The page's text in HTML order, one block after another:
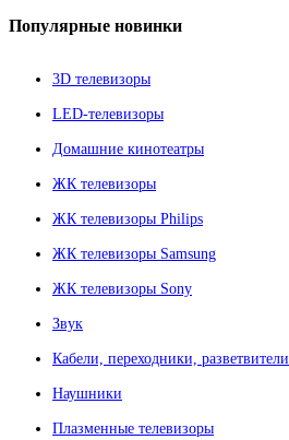
Популярные новинки
3D телевизоры
LED-телевизоры
Домашние кинотеатры
ЖК телевизоры
ЖК телевизоры Philips
ЖК телевизоры Samsung
ЖК телевизоры Sony
Звук
Кабели, переходники, разветвители
Наушники
Плазменные телевизоры